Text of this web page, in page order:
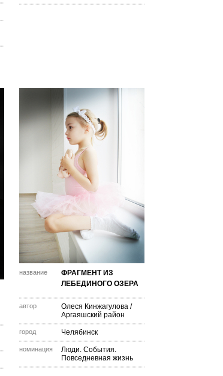
название
ФРАГМЕНТ ИЗ
ЛЕБЕДИНОГО ОЗЕРА
автор Олеся Кинжагулова /
Аргаяшский район
город Челябинск
номинация
Люди. События.
Повседневная жизнь